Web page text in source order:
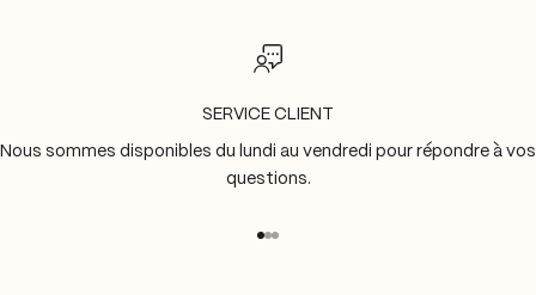
SERVICE CLIENT
Nous sommes disponibles du lundi au vendredi pour répondre à vos
questions.
Aller à l'élément 1
Aller à l'élément 2
Aller à l'élément 3